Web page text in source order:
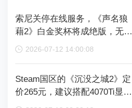
索尼关停在线服务，《声名狼
藉2》白金奖杯将成绝版，无法
再获取
2026-07-12 14:00:08
Steam国区的《沉没之城2》定
价265元，建议搭配4070Ti显卡
以获得较好体验